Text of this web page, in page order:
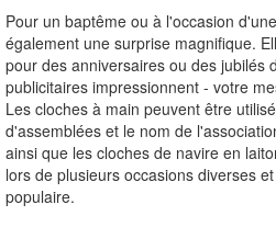
Pour un baptême ou à l'occasion
également une surprise magnifique.
pour des anniversaires ou des jubilés
publicitaires impressionnent - votre
Les cloches à main peuvent être
d'assemblées et le nom de
ainsi que les cloches de navire en
lors de plusieurs occasions diverses
populaire.